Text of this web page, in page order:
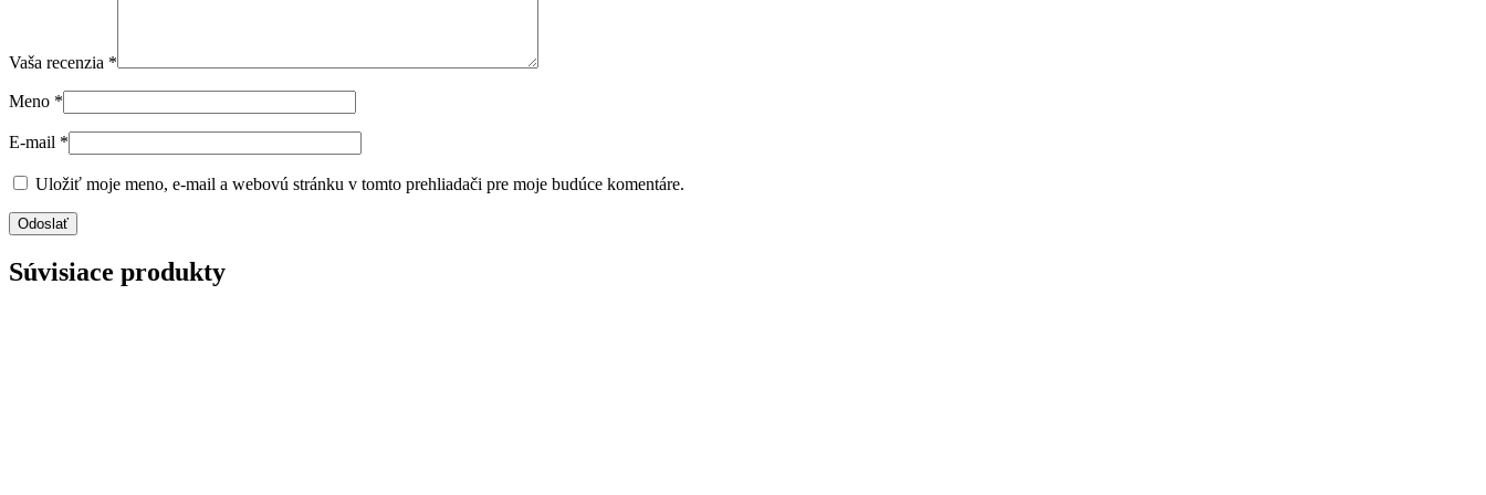
Vaša recenzia *
Meno *
E-mail *
Uložiť moje meno, e-mail a webovú stránku v tomto prehliadači pre moje budúce komentáre.
Súvisiace produkty